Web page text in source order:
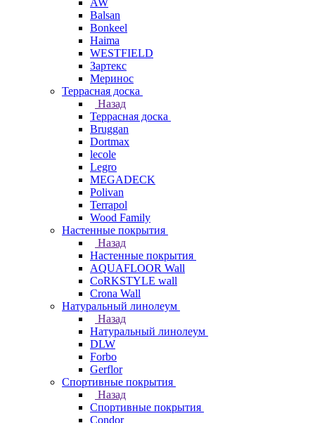
AW
Balsan
Bonkeel
Haima
WESTFIELD
Зартекс
Меринос
Террасная доска
Назад
Террасная доска
Bruggan
Dortmax
lecole
Legro
MEGADECK
Polivan
Terrapol
Wood Family
Настенные покрытия
Назад
Настенные покрытия
AQUAFLOOR Wall
CoRKSTYLE wall
Crona Wall
Натуральный линолеум
Назад
Натуральный линолеум
DLW
Forbo
Gerflor
Спортивные покрытия
Назад
Спортивные покрытия
Condor